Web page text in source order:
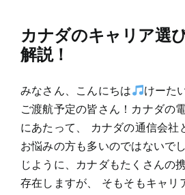
カナダのキャリア選
解説！
みなさん、こんにちは けーた
ご渡航予定の皆さん！カナダの
にあたって、 カナダの通信会社
お悩みの方も多いのではないで
じように、カナダもたくさんの
存在しますが、 そもそもキャリ